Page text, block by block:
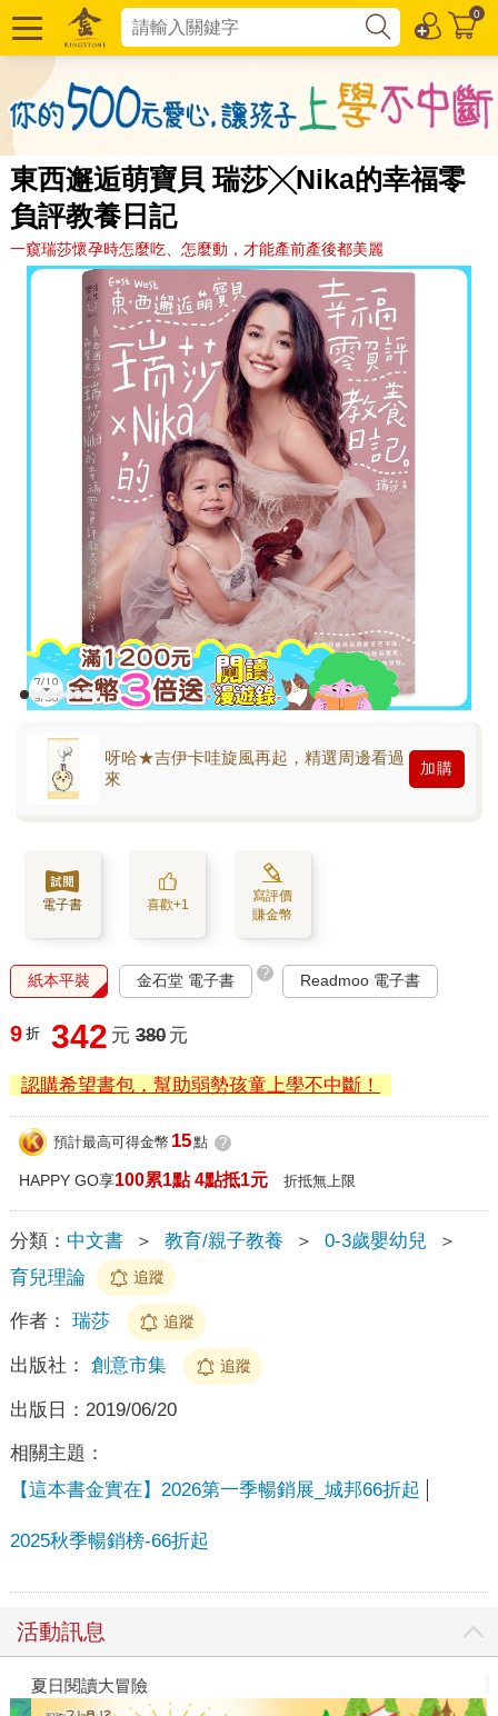
0
東西邂逅萌寶貝 瑞莎╳Nika的幸福零
負評教養日記
一窺瑞莎懷孕時怎麼吃、怎麼動，才能產前產後都美麗
呀哈★吉伊卡哇旋風再起，精選周邊看過
來
加購
電子書 喜歡+1
寫評價
賺金幣
紙本平裝 金石堂 電子書 ? Readmoo 電子書
9 折 342 元 380 元
認購希望書包，幫助弱勢孩童上學不中斷！
預計最高可得金幣 15點 ?
HAPPY GO享100累1點 4點抵1元 折抵無上限
分類： 中文書 ＞ 教育/親子教養 ＞ 0-3歲嬰幼兒
＞
育兒理論
追蹤
作者： 瑞莎 追蹤
出版社： 創意市集 追蹤
出版日： 2019/06/20
相關主題：
【這本書金實在】2026第一季暢銷展_城邦66折起
2025秋季暢銷榜-66折起
活動訊息
夏日閱讀大冒險
新